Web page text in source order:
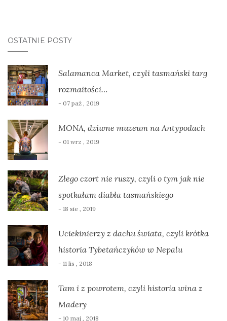
OSTATNIE POSTY
Salamanca Market, czyli tasmański targ
rozmaitości…
- 07 paź , 2019
MONA, dziwne muzeum na Antypodach
- 01 wrz , 2019
Złego czort nie ruszy, czyli o tym jak nie
spotkałam diabła tasmańskiego
- 18 sie , 2019
Uciekinierzy z dachu świata, czyli krótka
historia Tybetańczyków w Nepalu
- 11 lis , 2018
Tam i z powrotem, czyli historia wina z
Madery
- 10 maj , 2018